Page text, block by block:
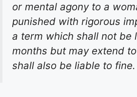
or mental agony to a
punished with rigorous
a term which shall not be
months but may extend
shall also be liable to fine.